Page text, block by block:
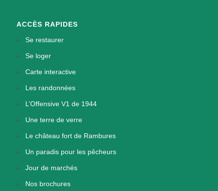
ACCÈS RAPIDES
Se restaurer
Se loger
Carte interactive
Les randonnées
L’Offensive V1 de 1944
Une terre de verre
Le château fort de Rambures
Un paradis pour les pêcheurs
Jour de marchés
Nos brochures